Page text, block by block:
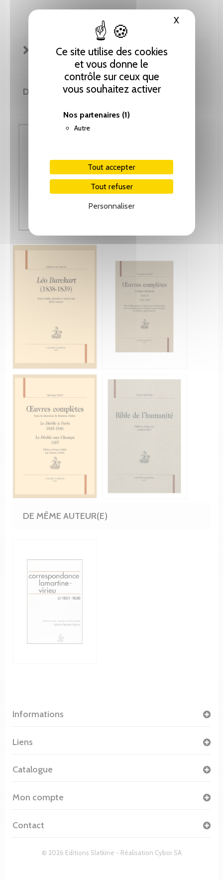
Ce site utilise des cookies
et vous donne le
contrôle sur ceux que
vous souhaitez activer
Nos partenaires (1)
Autre
Tout accepter
Tout refuser
Personnaliser
XMasquer
FICHE TECHNIQUE
DE LA MÊME COLLECTION
DE MÊME AUTEUR(E)
Informations
© 2026 Editions Slatkine - Réalisation Cybor SA
Liens
Catalogue
Mon compte
Contact